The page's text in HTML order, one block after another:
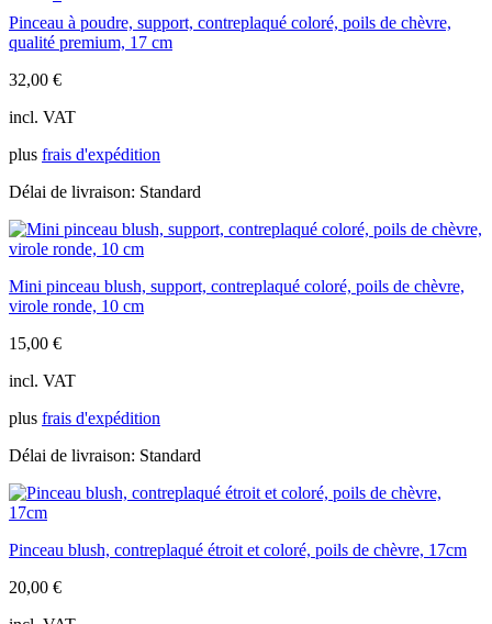
Pinceau à poudre, support, contreplaqué coloré, poils de chèvre,
qualité premium, 17 cm
32,00 €
incl. VAT
plus frais d'expédition
Délai de livraison: Standard
Mini pinceau blush, support, contreplaqué coloré, poils de chèvre,
virole ronde, 10 cm
15,00 €
incl. VAT
plus frais d'expédition
Délai de livraison: Standard
Pinceau blush, contreplaqué étroit et coloré, poils de chèvre, 17cm
20,00 €